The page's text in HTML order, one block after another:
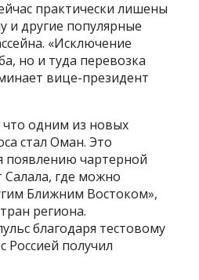
практически лишены
и другие популярные
«Исключение
но и туда перевозка
вице-президент
одним из новых
стал Оман. Это
появлению чартерной
где можно
Ближним Востоком»,
региона.
благодаря тестовому
Россией получил